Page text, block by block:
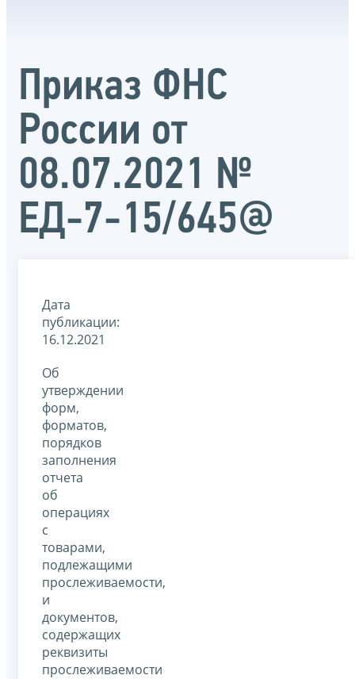
Приказ ФНС
России от
08.07.2021 №
ЕД-7-15/645@
Дата
публикации:
16.12.2021
Об
утверждении
форм,
форматов,
порядков
заполнения
отчета
об
операциях
с
товарами,
подлежащими
прослеживаемости,
и
документов,
содержащих
реквизиты
прослеживаемости